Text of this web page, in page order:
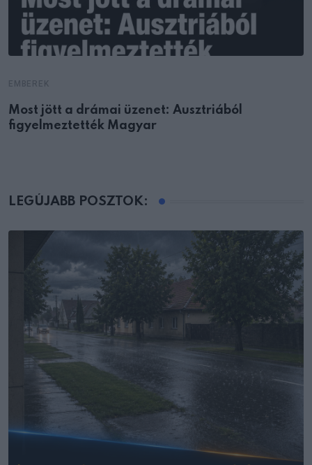
Most jött a drámai üzenet: Ausztriából
figyelmeztették Magyar
LEGÚJABB POSZTOK: